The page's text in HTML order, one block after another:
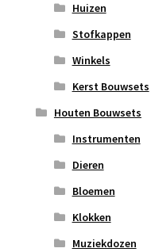
Huizen
Stofkappen
Winkels
Kerst Bouwsets
Houten Bouwsets
Instrumenten
Dieren
Bloemen
Klokken
Muziekdozen